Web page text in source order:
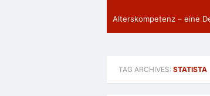
Alterskompetenz – eine
TAG ARCHIVES: STATISTA